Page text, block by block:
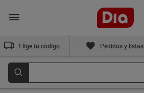
Pedidos y listas